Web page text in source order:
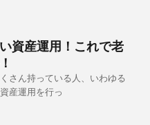
資産運用！これで老
さん持っている人、いわゆる
産運用を行っ